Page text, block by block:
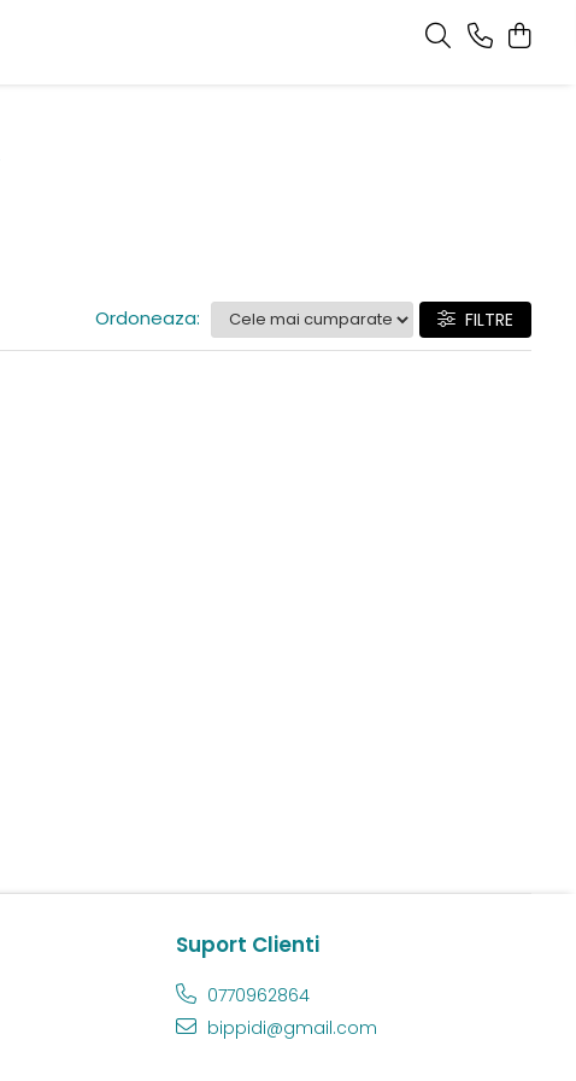
FILTRE
Ordoneaza:
Suport Clienti
0770962864
bippidi@gmail.com